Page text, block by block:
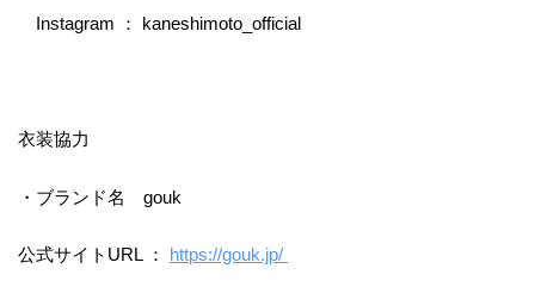
Instagram ： kaneshimoto_official
衣装協力
・ブランド名 gouk
公式サイトURL ： https://gouk.jp/